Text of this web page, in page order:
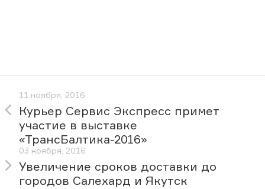
11 ноября, 2016
Курьер Сервис Экспресс примет
участие в выставке
«ТрансБалтика-2016»
03 ноября, 2016
Увеличение сроков доставки до
городов Салехард и Якутск